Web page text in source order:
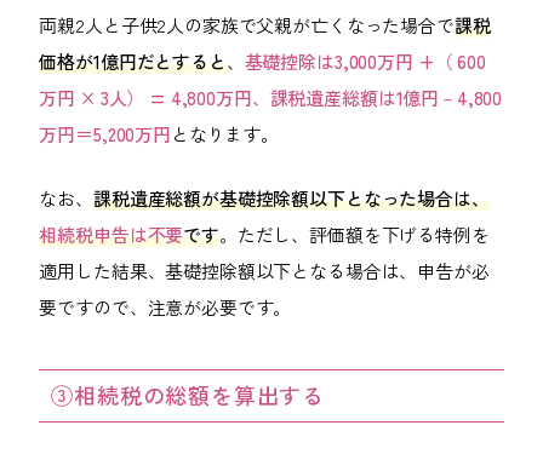
両親2人と子供2人の家族で父親が亡くなった場合で課税
価格が1億円だとすると、 基礎控除は3,000万円 +（ 600
万円 × 3人） = 4,800万円、課税遺産総額は1億円－4,800
万円＝5,200万円となります。
なお、 課税遺産総額が基礎控除額以下となった場合は、
相続税申告は不要です。ただし、評価額を下げる特例を
適用した結果、基礎控除額以下となる場合は、申告が必
要ですので、注意が必要です。
③相続税の総額を算出する